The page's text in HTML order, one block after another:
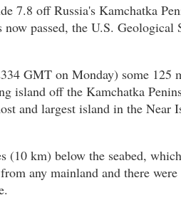
7.8 off Russia's Kamchatka
passed, the U.S. Geological
GMT on Monday) some 125
island off the Kamchatka
and largest island in the Near
(10 km) below the seabed, which
any mainland and there were